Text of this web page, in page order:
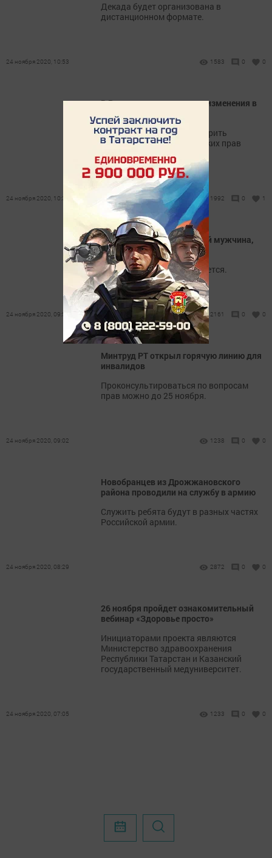
Декада будет организована в
дистанционном формате.
24 ноября 2020, 10:53 1583 0 0
В России вводятся новые изменения в
водительские права и ПТС
В России собираются внедрить
использование водительских прав
вместо паспорта.
24 ноября 2020, 10:36 1992 0 1
На пожаре погиб 58-летний мужчина,
пострадал ребенок
Причина трагедии выясняется.
24 ноября 2020, 09:50 2161 0 0
Минтруд РТ открыл горячую линию для
инвалидов
Проконсультироваться по вопросам
прав можно до 25 ноября.
24 ноября 2020, 09:02 1238 0 0
Новобранцев из Дрожжановского
района проводили на службу в армию
Служить ребята будут в разных частях
Российской армии.
24 ноября 2020, 08:29 2872 0 0
26 ноября пройдет ознакомительный
вебинар «Здоровье просто»
Инициаторами проекта являются
Министерство здравоохранения
Республики Татарстан и Казанский
государственный медуниверситет.
24 ноября 2020, 07:05 1233 0 0